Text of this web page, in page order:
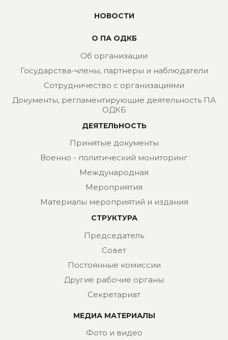
НОВОСТИ
О ПА ОДКБ
Об организации
Государства-члены, партнеры и наблюдатели
Сотрудничество с организациями
Документы, регламентирующие деятельность ПА
ОДКБ
ДЕЯТЕЛЬНОСТЬ
Принятые документы
Военно - политический мониторинг
Международная
Мероприятия
Материалы мероприятий и издания
СТРУКТУРА
Председатель
Совет
Постоянные комиссии
Другие рабочие органы
Секретариат
МЕДИА МАТЕРИАЛЫ
Фото и видео